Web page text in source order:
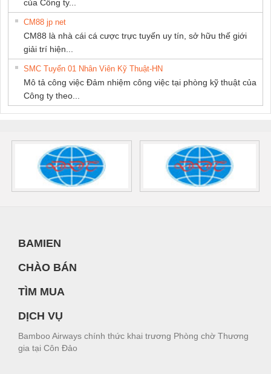
của Công ty...
CM88 jp net
CM88 là nhà cái cá cược trực tuyến uy tín, sở hữu thế giới
giải trí hiện...
SMC Tuyển 01 Nhân Viên Kỹ Thuật-HN
Mô tả công việc Đảm nhiệm công việc tại phòng kỹ thuật của
Công ty theo...
BAMIEN
CHÀO BÁN
TÌM MUA
DỊCH VỤ
Bamboo Airways chính thức khai trương Phòng chờ Thương
gia tại Côn Đảo